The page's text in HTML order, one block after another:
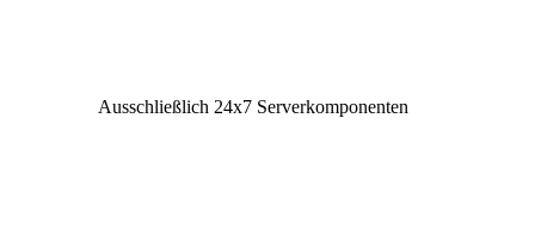
Ausschließlich 24x7 Serverkomponenten